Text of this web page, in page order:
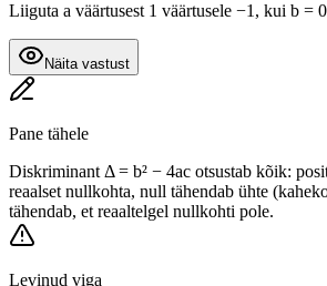
Liiguta a väärtusest 1 väärtusele −1, kui b =
Näita vastust
Pane tähele
Diskriminant Δ = b² − 4ac otsustab kõik:
reaalset nullkohta, null tähendab ühte
tähendab, et reaaltelgel nullkohti pole.
Levinud viga